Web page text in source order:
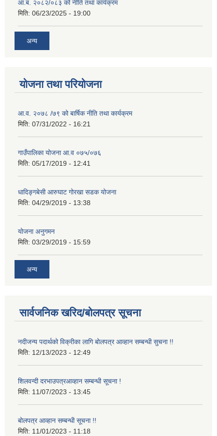
आ.ब. २०८२/०८३ को नीति तथा कार्यक्रम
मिति: 06/23/2025 - 19:00
अन्य
योजना तथा परियोजना
आ.व. २०७८ /७९ को बार्षिक नीति तथा कार्यक्रम
मिति: 07/31/2022 - 16:21
गाउँपालिका योजना आ.व ०७५/०७६
मिति: 05/17/2019 - 12:41
धादिङ्गबेसी आरुघाट गोरखा सडक योजना
मिति: 04/29/2019 - 13:38
योजना अनुगमन
मिति: 03/29/2019 - 15:59
अन्य
सार्वजनिक खरिद/बोलपत्र सूचना
नदीजन्य पदार्थको विक्रीका लागि बोलपत्र आव्हान सम्बन्धी सुचना !!
मिति: 12/13/2023 - 12:49
शिलवन्दी दरभाउपत्रआव्हान सम्बन्धी सूचना !
मिति: 11/07/2023 - 13:45
बोलपत्र आव्हान सम्बन्धी सूचना !!
मिति: 11/01/2023 - 11:18